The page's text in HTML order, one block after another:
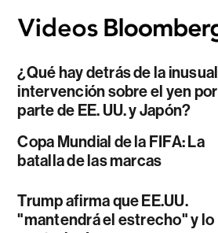
¿Qué hay detrás de la inusual
intervención sobre el yen por
parte de EE. UU. y Japón?
Copa Mundial de la FIFA: La
batalla de las marcas
Trump afirma que EE.UU.
"mantendrá el estrecho" y lo